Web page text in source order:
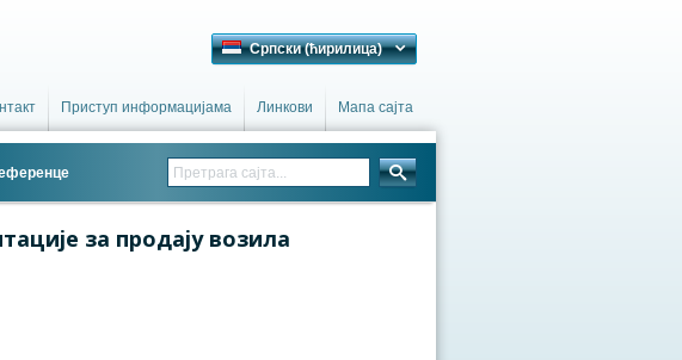
Српски (ћирилица)
Приступ информацијама Линкови Мапа сајта
за продају возила